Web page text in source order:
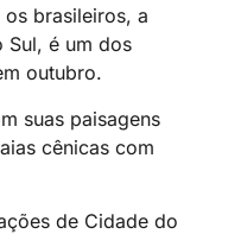
brasileiros, a
Sul, é um dos
outubro.
suas paisagens
cênicas com
de Cidade do